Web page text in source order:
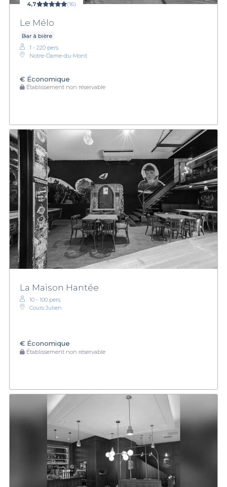
4,7 (16)
Le Mélo
Bar à bière
1 - 220 pers.
Notre-Dame-du-Mont
€ Économique
Établissement non réservable
La Maison Hantée
10 - 100 pers.
Cours Julien
€ Économique
Établissement non réservable